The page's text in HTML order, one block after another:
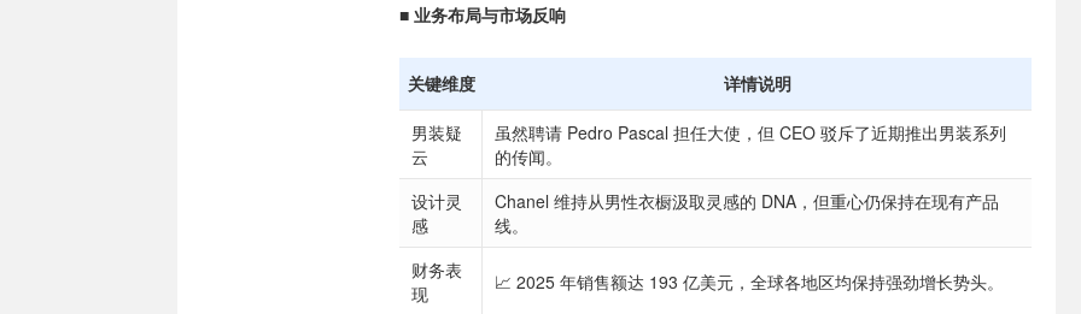
■ 业务布局与市场反响
关键维度 详情说明
男装疑
云
虽然聘请 Pedro Pascal 担任大使，但 CEO 驳斥了近期推出男装系列
的传闻。
设计灵
感
Chanel 维持从男性衣橱汲取灵感的 DNA，但重心仍保持在现有产品
线。
财务表
现
📈 2025 年销售额达 193 亿美元，全球各地区均保持强劲增长势头。